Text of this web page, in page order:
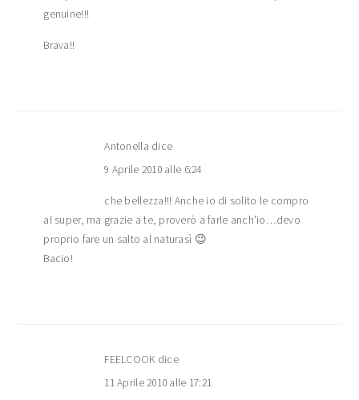
genuine!!!
Brava!!
Antonella dice
9 Aprile 2010 alle 6:24
che bellezza!!! Anche io di solito le compro
al super, ma grazie a te, proverò a farle anch'io…devo
proprio fare un salto al naturasì 😉
Bacio!
FEELCOOK dice
11 Aprile 2010 alle 17:21